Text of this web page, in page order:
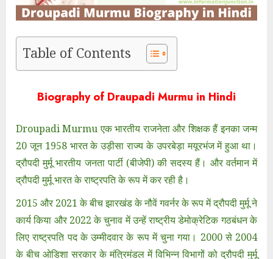
Table of Contents
Biography of Draupadi Murmu in Hindi
Droupadi Murmu एक भारतीय राजनेता और शिक्षक हैं इनका जन्म
20 जून 1958 भारत के उड़ीसा राज्य के उपरबेड़ा मयूरभंज में हुआ था।
द्रौपदी मुर्मू भारतीय जनता पार्टी (बीजेपी) की सदस्य हैं। और वर्तमान में
द्रौपदी मुर्मू भारत के राष्ट्रपति के रूप में कर रही है।
2015 और 2021 के बीच झारखंड के नौवें गवर्नर के रूप में द्रौपदी मुर्मू ने
कार्य किया और 2022 के चुनाव में उन्हें राष्ट्रीय डेमोक्रेटिक गठबंधन के
लिए राष्ट्रपति पद के उम्मीदवार के रूप में चुना गया। 2000 से 2004
के बीच ओडिशा सरकार के मंत्रिमंडल में विभिन्न विभागों को द्रौपदी मुर्मू